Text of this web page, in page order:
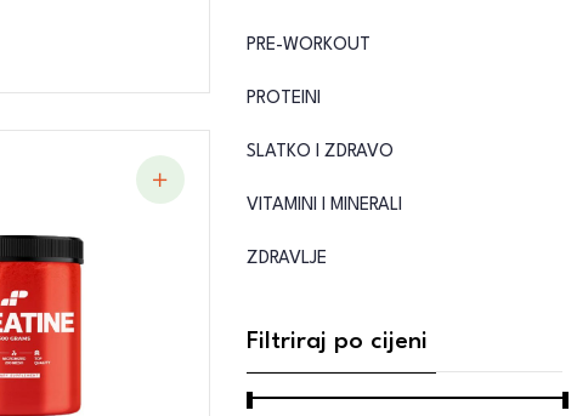
PRE-WORKOUT
PROTEINI
SLATKO I ZDRAVO
VITAMINI I MINERALI
ZDRAVLJE
Filtriraj po cijeni